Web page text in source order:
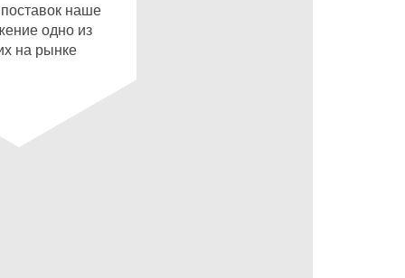
наше
одно из
на рынке